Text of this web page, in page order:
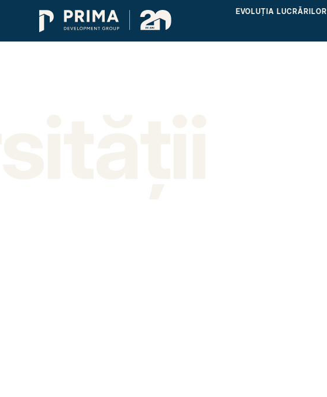
EVOLUȚIA LUCRĂRILOR